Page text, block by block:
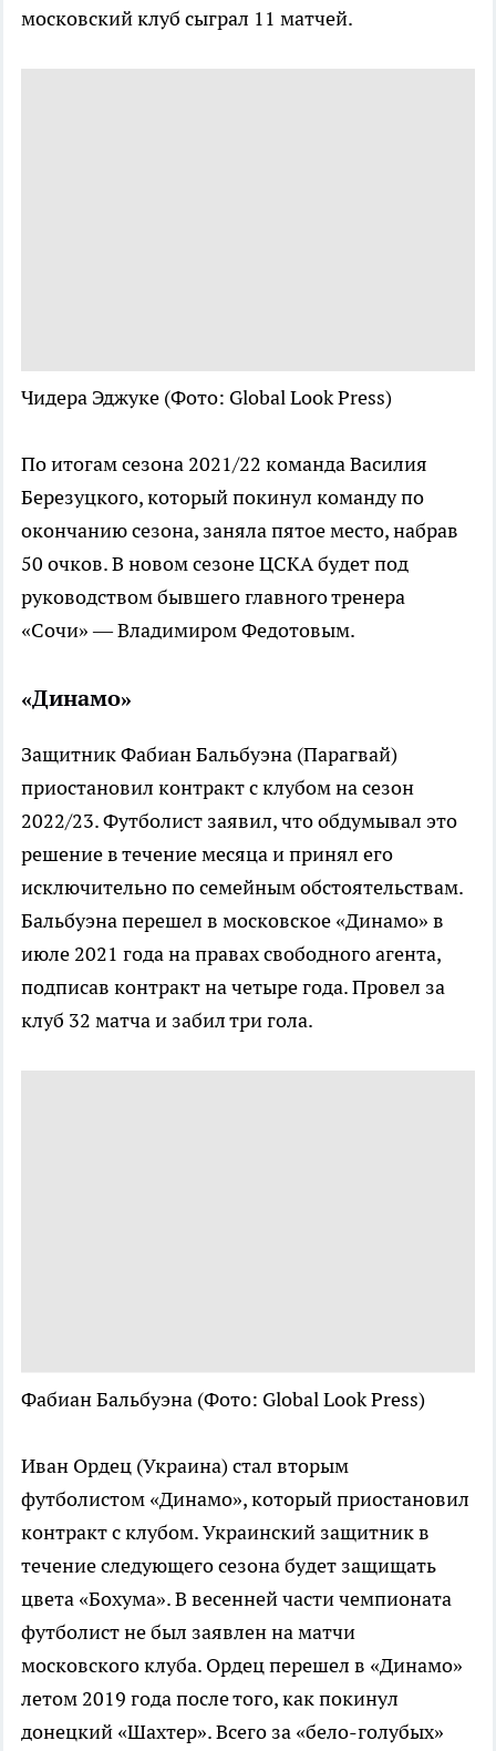
московский клуб сыграл 11 матчей.
Чидера Эджуке (Фото: Global Look Press)
По итогам сезона 2021/22 команда Василия
Березуцкого, который покинул команду по
окончанию сезона, заняла пятое место, набрав
50 очков. В новом сезоне ЦСКА будет под
руководством бывшего главного тренера
«Сочи» — Владимиром Федотовым.
«Динамо»
Защитник Фабиан Бальбуэна (Парагвай)
приостановил контракт с клубом на сезон
2022/23. Футболист заявил, что обдумывал это
решение в течение месяца и принял его
исключительно по семейным обстоятельствам.
Бальбуэна перешел в московское «Динамо» в
июле 2021 года на правах свободного агента,
подписав контракт на четыре года. Провел за
клуб 32 матча и забил три гола.
Фабиан Бальбуэна (Фото: Global Look Press)
Иван Ордец (Украина) стал вторым
футболистом «Динамо», который приостановил
контракт с клубом. Украинский защитник в
течение следующего сезона будет защищать
цвета «Бохума». В весенней части чемпионата
футболист не был заявлен на матчи
московского клуба. Ордец перешел в «Динамо»
летом 2019 года после того, как покинул
донецкий «Шахтер». Всего за «бело-голубых»